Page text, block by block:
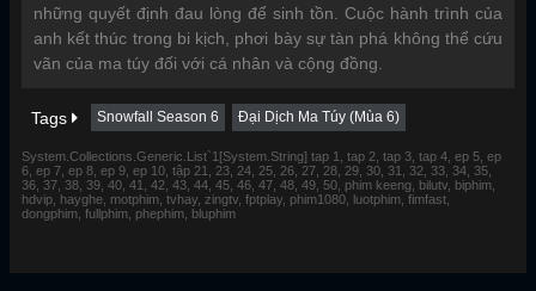
những quyết định đau lòng để sinh tồn. Cuộc hành trình của
anh kết thúc trong bi kịch, phơi bày sự tàn phá không thể cứu
vãn của ma túy đối với cá nhân và cộng đồng.
Tags Snowfall Season 6 Đại Dịch Ma Túy (Mùa 6)
System.Collections.Generic.List`1[System.String] tap 1, tap 2, tap 3, tap 4, ep 5, ep
6, ep 7, ep 8, ep 9, ep 10, tập 21, 23, 24, 25, 26, 27, 28, 29, 30, 31, 32, 33, 34, 35,
36, 37, 38, 39, 40, 41, 42, 43, 44, 45, 46, 47, 48, 49, 50, phim keeng, bilutv, biphim,
hdvip, hayghe, motphim, tvhay, zingtv, fptplay, phim1080, luotphim, fimfast,
dongphim, fullphim, phephim, bluphim